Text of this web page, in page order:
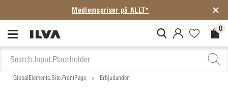
SISTA CHANSEN: Rean slutar på söndag
MitIlva.Login 0
GlobalElements.Site.FrontPage Erbjudanden